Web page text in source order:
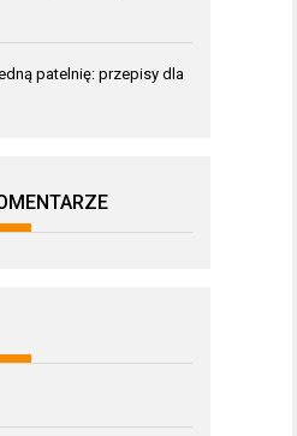
patelnię: przepisy dla